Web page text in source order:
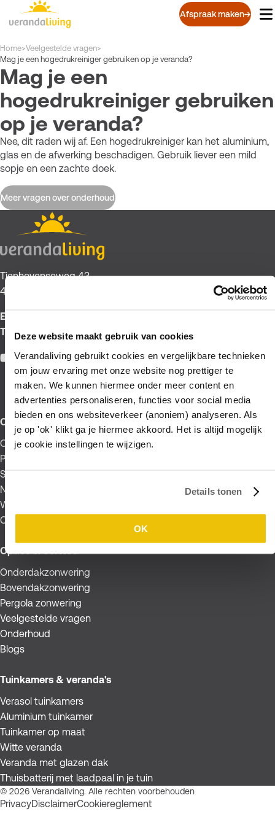
Deze website maakt gebruik van cookies
Verandaliving gebruikt cookies en vergelijkbare technieken
om jouw ervaring met onze website nog prettiger te
maken. We kunnen hiermee onder meer content en
advertenties personaliseren, functies voor social media
bieden en ons websiteverkeer (anoniem) analyseren. Als
je op 'ok' klikt ga je hiermee akkoord. Het is altijd mogelijk
je cookie instellingen te wijzigen.
Details tonen
OK
Overslaan
en
de
inhoud
gaan
Afspraak maken
Kruimelpad
Home>Veelgestelde vragen>
Mag je een hogedrukreiniger gebruiken op je veranda?
Mag je een
hogedrukreiniger gebruiken
op je veranda?
Nee, dit raden wij af. Een hogedrukreiniger kan het aluminium,
glas en de afwerking beschadigen. Gebruik liever een mild
sopje en een zachte doek.
Meer vragen over onderhoud
Tienhovenseweg 43
4121 KT Everdingen
E:
T:
0347 345 611
YouTube
Facebook
Pinterest
Instagram
Over verandaliving
Over ons
Producten
Showtuin
Nieuws
Werken bij
Contact
Opties & Service
Onderdakzonwering
Bovendakzonwering
Pergola zonwering
Veelgestelde vragen
Onderhoud
Blogs
Tuinkamers & veranda's
Verasol tuinkamers
Aluminium tuinkamer
Tuinkamer op maat
Witte veranda
Veranda met glazen dak
Thuisbatterij met laadpaal in je tuin
© 2026 Verandaliving. Alle rechten voorbehouden
PrivacyDisclaimerCookiereglement